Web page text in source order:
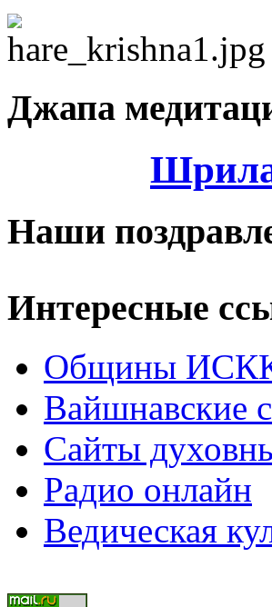
Джапа
Шрила
Наши
Интересные
Общины
Вайшнавские
Сайты
Радио онлайн
Ведическая